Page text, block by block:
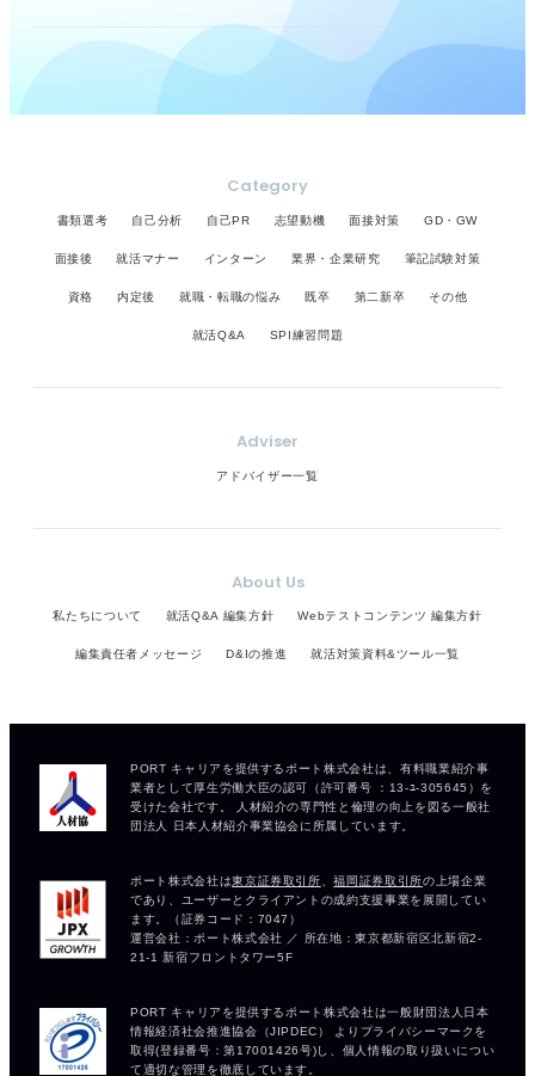
Category
書類選考 自己分析 自己PR 志望動機 面接対策 GD・GW
面接後 就活マナー インターン 業界・企業研究 筆記試験対策
資格 内定後 就職・転職の悩み 既卒 第二新卒 その他
就活Q&A SPI練習問題
Adviser
アドバイザー一覧
About Us
私たちについて 就活Q&A 編集方針 Webテストコンテンツ 編集方針
編集責任者メッセージ D&Iの推進 就活対策資料&ツール一覧